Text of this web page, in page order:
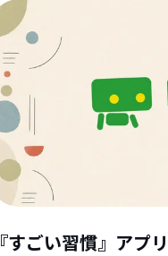
『すごい習慣』アプ